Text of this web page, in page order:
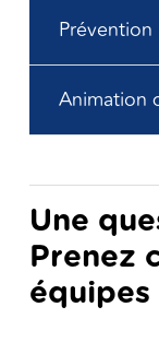
Prévention
Animation
Une
Prenez
équipes